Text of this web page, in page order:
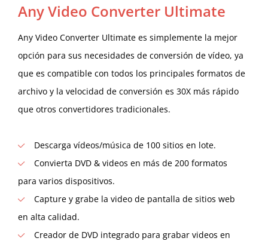
Any Video Converter Ultimate
Any Video Converter Ultimate es simplemente la mejor
opción para sus necesidades de conversión de vídeo, ya
que es compatible con todos los principales formatos de
archivo y la velocidad de conversión es 30X más rápido
que otros convertidores tradicionales.
Descarga vídeos/música de 100 sitios en lote.
Convierta DVD & videos en más de 200 formatos
para varios dispositivos.
Capture y grabe la video de pantalla de sitios web
en alta calidad.
Creador de DVD integrado para grabar videos en